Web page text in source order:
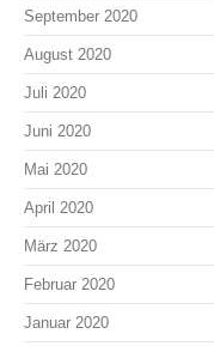
September 2020
August 2020
Juli 2020
Juni 2020
Mai 2020
April 2020
März 2020
Februar 2020
Januar 2020